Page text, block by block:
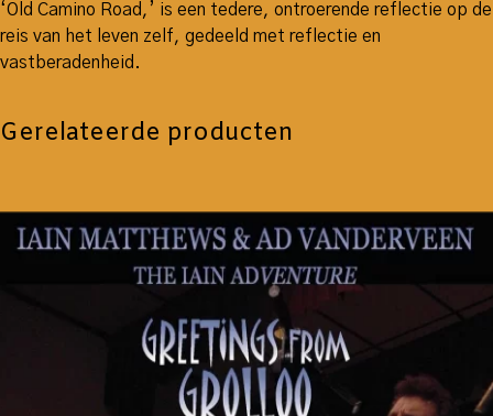
‘Old Camino Road,’ is een tedere, ontroerende reflectie op de
reis van het leven zelf, gedeeld met reflectie en
vastberadenheid.
Gerelateerde producten